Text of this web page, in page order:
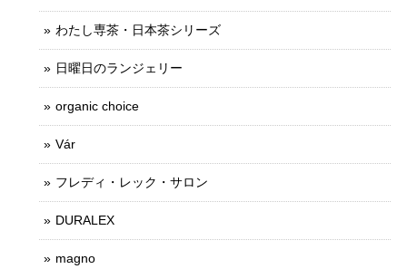
わたし専茶・日本茶シリーズ
日曜日のランジェリー
organic choice
Vár
フレディ・レック・サロン
DURALEX
magno